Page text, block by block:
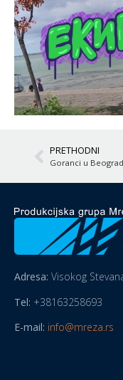
PRETHODNI
Goranci u
Adresa: Visokog
Tel: +38163258693
E-mail: info@mreza.rs